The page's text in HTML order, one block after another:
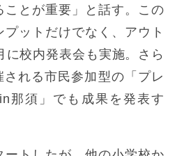
ことが重要」と話す。この
ットだけでなく、アウト
に校内発表会も実施。さら
れる市民参加型の「プレ
那須」でも成果を発表す